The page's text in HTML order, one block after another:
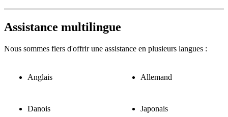
Assistance multilingue
Nous sommes fiers d'offrir une assistance en plusieurs langues :
Anglais Allemand
Danois Japonais